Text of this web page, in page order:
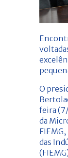
O
feira
da
das